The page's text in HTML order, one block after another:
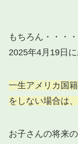
もちろん・・・
2025年4月19日に
一生アメリカ国
をしない場合は
お子さんの将来